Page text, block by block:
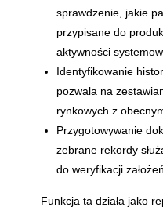
sprawdzenie, jakie
przypisane do
aktywności
Identyfikowanie
pozwala na
rynkowych z
Przygotowywanie
zebrane rekordy
do weryfikacji
Funkcja ta działa jako